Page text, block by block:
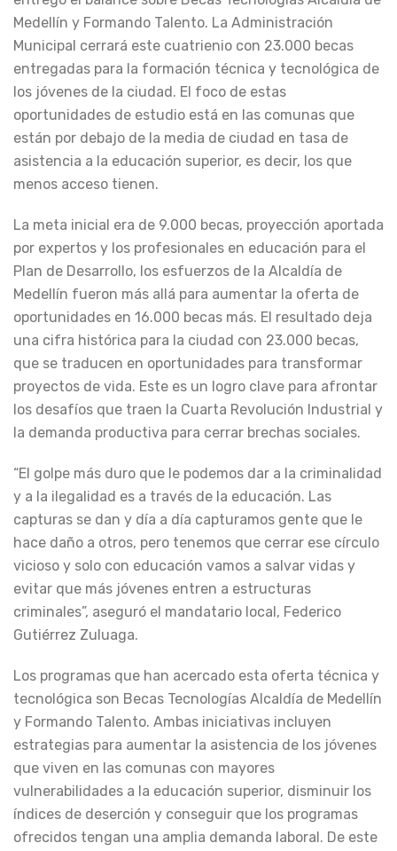
Medellín y Formando Talento. La Administración
Municipal cerrará este cuatrienio con 23.000 becas
entregadas para la formación técnica y tecnológica de
los jóvenes de la ciudad. El foco de estas
oportunidades de estudio está en las comunas que
están por debajo de la media de ciudad en tasa de
asistencia a la educación superior, es decir, los que
menos acceso tienen.
La meta inicial era de 9.000 becas, proyección aportada
por expertos y los profesionales en educación para el
Plan de Desarrollo, los esfuerzos de la Alcaldía de
Medellín fueron más allá para aumentar la oferta de
oportunidades en 16.000 becas más. El resultado deja
una cifra histórica para la ciudad con 23.000 becas,
que se traducen en oportunidades para transformar
proyectos de vida. Este es un logro clave para afrontar
los desafíos que traen la Cuarta Revolución Industrial y
la demanda productiva para cerrar brechas sociales.
“El golpe más duro que le podemos dar a la criminalidad
y a la ilegalidad es a través de la educación. Las
capturas se dan y día a día capturamos gente que le
hace daño a otros, pero tenemos que cerrar ese círculo
vicioso y solo con educación vamos a salvar vidas y
evitar que más jóvenes entren a estructuras
criminales”, aseguró el mandatario local, Federico
Gutiérrez Zuluaga.
Los programas que han acercado esta oferta técnica y
tecnológica son Becas Tecnologías Alcaldía de Medellín
y Formando Talento. Ambas iniciativas incluyen
estrategias para aumentar la asistencia de los jóvenes
que viven en las comunas con mayores
vulnerabilidades a la educación superior, disminuir los
índices de deserción y conseguir que los programas
ofrecidos tengan una amplia demanda laboral. De este